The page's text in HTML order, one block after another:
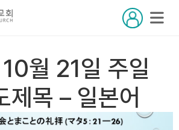
월 21일 주일
제목 – 일본어